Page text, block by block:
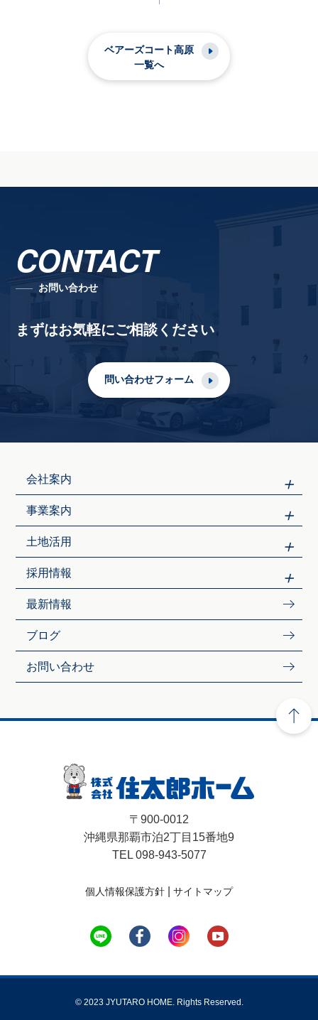
ベアーズコート高原
一覧へ
CONTACT
お問い合わせ
まずはお気軽にご相談ください
問い合わせフォーム
会社案内
事業案内
土地活用
採用情報
最新情報
ブログ
お問い合わせ
〒900-0012
沖縄県那覇市泊2丁目15番地9
TEL 098-943-5077
個人情報保護方針 サイトマップ
© 2023 JYUTARO HOME. Rights Reserved.